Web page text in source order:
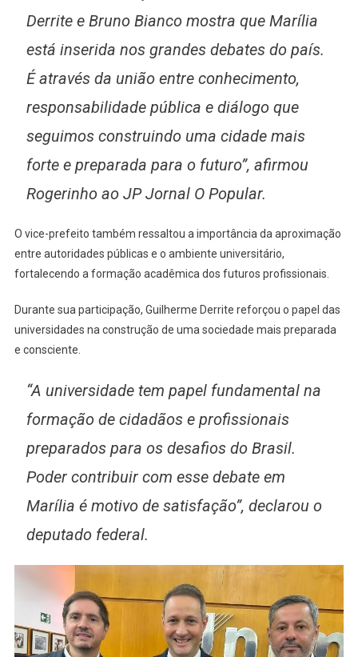
Derrite e Bruno Bianco mostra que Marília
está inserida nos grandes debates do país.
É através da união entre conhecimento,
responsabilidade pública e diálogo que
seguimos construindo uma cidade mais
forte e preparada para o futuro”, afirmou
Rogerinho ao JP Jornal O Popular.
O vice-prefeito também ressaltou a importância da aproximação
entre autoridades públicas e o ambiente universitário,
fortalecendo a formação acadêmica dos futuros profissionais.
Durante sua participação, Guilherme Derrite reforçou o papel das
universidades na construção de uma sociedade mais preparada
e consciente.
“A universidade tem papel fundamental na
formação de cidadãos e profissionais
preparados para os desafios do Brasil.
Poder contribuir com esse debate em
Marília é motivo de satisfação”, declarou o
deputado federal.